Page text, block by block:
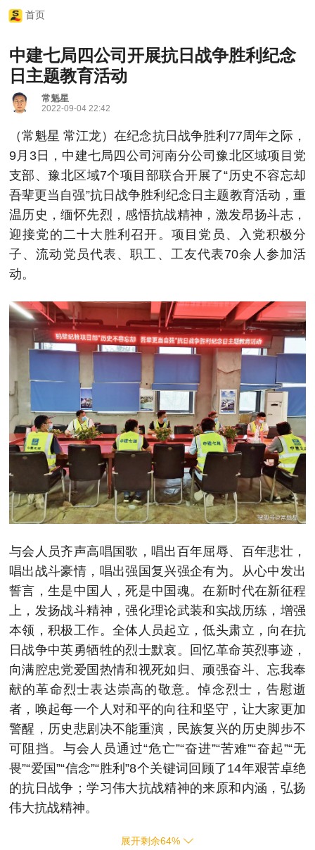
首页
中建七局四公司开展抗日战争胜利纪念
日主题教育活动
常魁星
2022-09-04 22:42
（常魁星 常江龙）在纪念抗日战争胜利77周年之际，
9月3日，中建七局四公司河南分公司豫北区域项目党
支部、豫北区域7个项目部联合开展了“历史不容忘却
吾辈更当自强”抗日战争胜利纪念日主题教育活动，重
温历史，缅怀先烈，感悟抗战精神，激发昂扬斗志，
迎接党的二十大胜利召开。项目党员、入党积极分
子、流动党员代表、职工、工友代表70余人参加活
动。
与会人员齐声高唱国歌，唱出百年屈辱、百年悲壮，
唱出战斗豪情，唱出强国复兴强企有为。从心中发出
誓言，生是中国人，死是中国魂。在新时代在新征程
上，发扬战斗精神，强化理论武装和实战历练，增强
本领，积极工作。全体人员起立，低头肃立，向在抗
日战争中英勇牺牲的烈士默哀。回忆革命英烈事迹，
向满腔忠党爱国热情和视死如归、顽强奋斗、忘我奉
献的革命烈士表达崇高的敬意。悼念烈士，告慰逝
者，唤起每一个人对和平的向往和坚守，让大家更加
警醒，历史悲剧决不能重演，民族复兴的历史脚步不
可阻挡。与会人员通过“危亡”“奋进”“苦难”“奋起”“无
畏”“爱国”“信念”“胜利”8个关键词回顾了14年艰苦卓绝
的抗日战争；学习伟大抗战精神的来原和内涵，弘扬
伟大抗战精神。
展开剩余64%